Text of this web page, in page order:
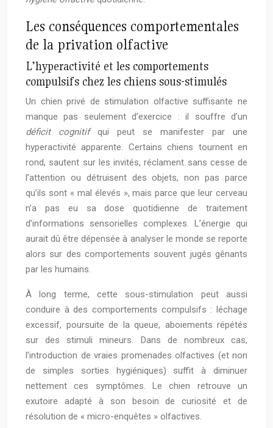
Les conséquences comportementales
de la privation olfactive
L’hyperactivité et les comportements
compulsifs chez les chiens sous-stimulés
Un chien privé de stimulation olfactive suffisante ne
manque pas seulement d’exercice : il souffre d’un
déficit cognitifqui peut se manifester par une
hyperactivité apparente. Certains chiens tournent en
rond, sautent sur les invités, réclament sans cesse de
l’attention ou détruisent des objets, non pas parce
qu’ils sont « mal élevés », mais parce que leur cerveau
n’a pas eu sa dose quotidienne de traitement
d’informations sensorielles complexes. L’énergie qui
aurait dû être dépensée à analyser le monde se reporte
alors sur des comportements souvent jugés gênants
par les humains.
À long terme, cette sous-stimulation peut aussi
conduire à des comportements compulsifs : léchage
excessif, poursuite de la queue, aboiements répétés
sur des stimuli mineurs. Dans de nombreux cas,
l’introduction de vraies promenades olfactives (et non
de simples sorties hygiéniques) suffit à diminuer
nettement ces symptômes. Le chien retrouve un
exutoire adapté à son besoin de curiosité et de
résolution de « micro-enquêtes » olfactives.